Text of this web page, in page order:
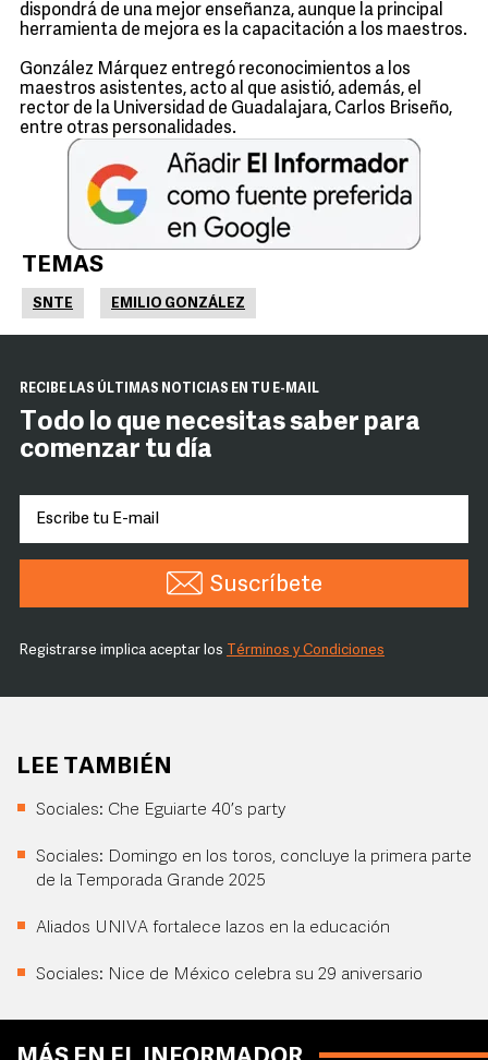
dispondrá de una mejor enseñanza, aunque la principal
herramienta de mejora es la capacitación a los maestros.
González Márquez entregó reconocimientos a los
maestros asistentes, acto al que asistió, además, el
rector de la Universidad de Guadalajara, Carlos Briseño,
entre otras personalidades.
TEMAS
SNTE EMILIO GONZÁLEZ
RECIBE LAS ÚLTIMAS NOTICIAS EN TU E-MAIL
Todo lo que necesitas saber para
comenzar tu día
Suscríbete
Registrarse implica aceptar los Términos y Condiciones
LEE TAMBIÉN
Sociales: Che Eguiarte 40’s party
Sociales: Domingo en los toros, concluye la primera parte
de la Temporada Grande 2025
Aliados UNIVA fortalece lazos en la educación
Sociales: Nice de México celebra su 29 aniversario